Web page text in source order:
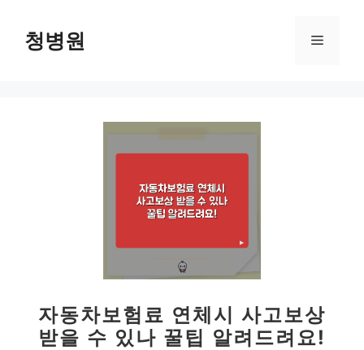
청병원 메
자동차보험료 연체시 사고보상
받을 수 있나 꿀팁 알려드려요!